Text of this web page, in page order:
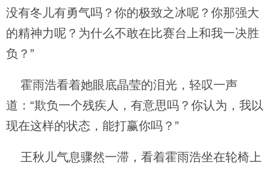
没有冬儿有勇气吗？你的极致之冰呢？你那强大
的精神力呢？为什么不敢在比赛台上和我一决胜
负？”
霍雨浩看着她眼底晶莹的泪光，轻叹一声
道：“欺负一个残疾人，有意思吗？你认为，我以
现在这样的状态，能打赢你吗？”
王秋儿气息骤然一滞，看着霍雨浩坐在轮椅上